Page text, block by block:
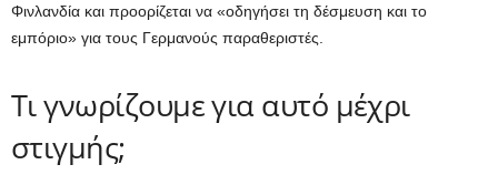
Φινλανδία και προορίζεται να «οδηγήσει τη δέσμευση και το
εμπόριο» για τους Γερμανούς παραθεριστές.
Τι γνωρίζουμε για αυτό μέχρι
στιγμής;